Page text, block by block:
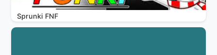
Sprunki FNF